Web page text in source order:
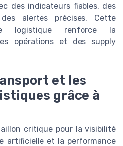
des indicateurs fiables, des
alertes précises. Cette
logistique renforce la
opérations et des supply
et les
grâce à
critique pour la visibilité
artificielle et la performance